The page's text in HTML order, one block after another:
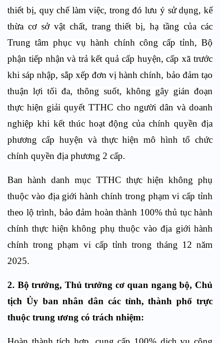
thiết bị, quy chế làm việc, trong đó lưu ý sử dụng, kế
thừa cơ sở vật chất, trang thiết bị, hạ tầng của các
Trung tâm phục vụ hành chính công cấp tỉnh, Bộ
phận tiếp nhận và trả kết quả cấp huyện, cấp xã trước
khi sáp nhập, sắp xếp đơn vị hành chính, bảo đảm tạo
thuận lợi tối đa, thông suốt, không gây gián đoạn
thực hiện giải quyết TTHC cho người dân và doanh
nghiệp khi kết thúc hoạt động của chính quyền địa
phương cấp huyện và thực hiện mô hình tổ chức
chính quyền địa phương 2 cấp.
Ban hành danh mục TTHC thực hiện không phụ
thuộc vào địa giới hành chính trong phạm vi cấp tỉnh
theo lộ trình, bảo đảm hoàn thành 100% thủ tục hành
chính thực hiện không phụ thuộc vào địa giới hành
chính trong phạm vi cấp tỉnh trong tháng 12 năm
2025.
2. Bộ trưởng, Thủ trưởng cơ quan ngang bộ, Chủ
tịch Ủy ban nhân dân các tỉnh, thành phố trực
thuộc trung ương có trách nhiệm: